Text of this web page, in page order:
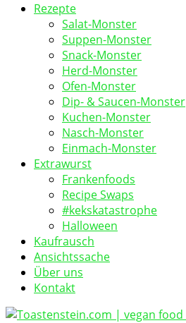
Rezepte
Salat-Monster
Suppen-Monster
Snack-Monster
Herd-Monster
Ofen-Monster
Dip- & Saucen-Monster
Kuchen-Monster
Nasch-Monster
Einmach-Monster
Extrawurst
Frankenfoods
Recipe Swaps
#kekskatastrophe
Halloween
Kaufrausch
Ansichtssache
Über uns
Kontakt